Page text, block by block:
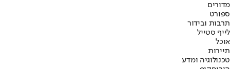
מדורים
ספורט
תרבות ובידור
לייף סטייל
אוכל
תיירות
טכנולוגיה ומדע